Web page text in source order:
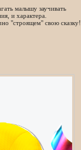
малышу заучивать
и характера.
"строящем" свою сказку!